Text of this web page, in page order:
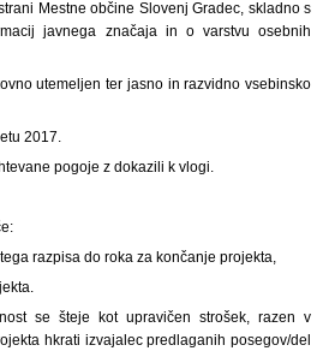
Mestne občine Slovenj Gradec, skladno s
javnega značaja in o varstvu osebnih
utemeljen ter jasno in razvidno vsebinsko
2017.
pogoje z dokazili k vlogi.
razpisa do roka za končanje projekta,
se šteje kot upravičen strošek, razen v
hkrati izvajalec predlaganih posegov/del